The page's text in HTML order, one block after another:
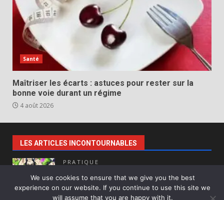
Santé
Maîtriser les écarts : astuces pour rester sur la
bonne voie durant un régime
4 août 2026
LES ARTICLES INCONTOURNABLES
PRATIQUE
avec des figurines de collection
spectaculaires
We use cookies to ensure that we give you the best
experience on our website. If you continue to use this site we
will assume that you are happy with it.